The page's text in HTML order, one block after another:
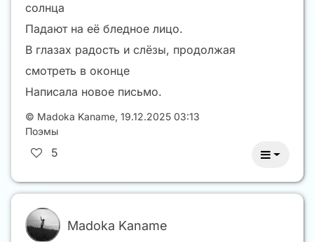
солнца
Падают на её бледное лицо.
В глазах радость и слёзы, продолжая
смотреть в оконце
Написала новое письмо.
© Madoka Kaname, 19.12.2025 03:13
Поэмы
5
Madoka Kaname